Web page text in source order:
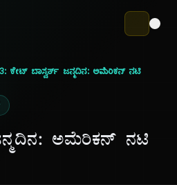
ಕೇಟ್ ಬಾಸ್ವರ್ತ್ ಜನ್ಮದಿನ: ಅಮೆರಿಕನ್ ನಟಿ
ಅಮೆರಿಕನ್ ನಟಿ